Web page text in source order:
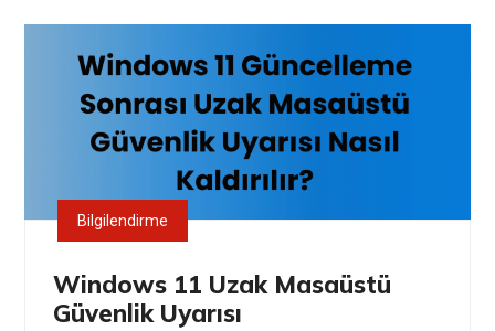
Bilgilendirme
Windows 11 Uzak Masaüstü
Güvenlik Uyarısı